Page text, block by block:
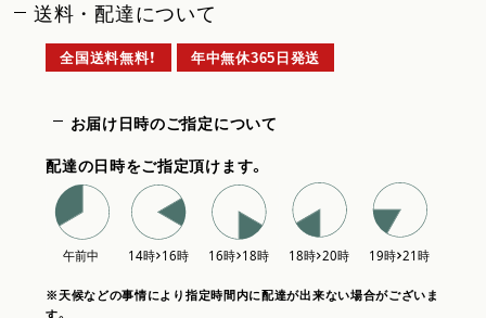
送料・配達について
全国送料無料！ 年中無休365日発送
お届け日時のご指定について
配達の日時をご指定頂けます。
※天候などの事情により指定時間内に配達が出来ない場合がございま
す。